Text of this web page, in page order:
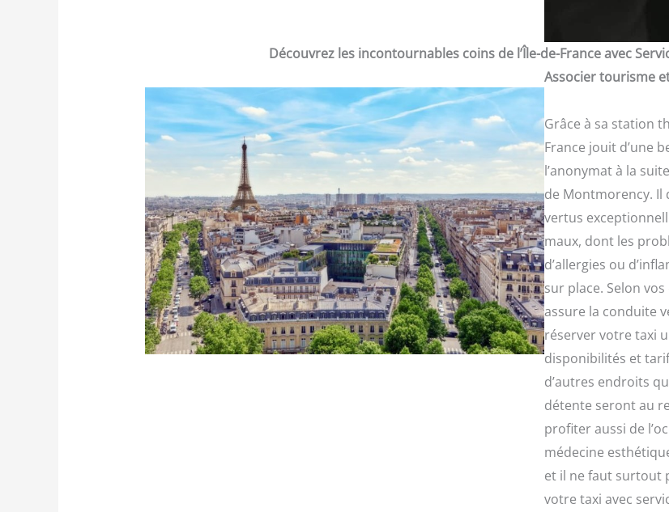
Découvrez les incontournables coins de l’Île-de-France avec
Associer tourisme
Grâce à sa station
France jouit d’une
l’anonymat à la
de Montmorency. Il
vertus
maux, dont les
d’allergies ou
sur place. Selon
assure la conduite
réserver votre taxi
disponibilités et
d’autres endroits
détente seront au
profiter aussi de
médecine
et il ne faut surtout
votre taxi avec